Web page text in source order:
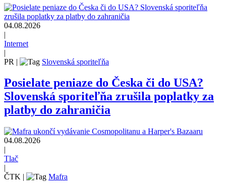
04.08.2026
|
Internet
|
PR | Slovenská sporiteľňa
Posielate peniaze do Česka či do USA?
Slovenská sporiteľňa zrušila poplatky za
platby do zahraničia
04.08.2026
|
Tlač
|
ČTK | Mafra